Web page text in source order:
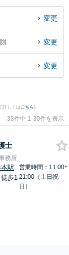
の細かな分野での絞
所の木野 博徳弁護士
トラブルを今すぐに
トラブル解決の実績
会社・組合側の不動
変更
変更
変更
詳しくは こちら)
33件中 1-30件を表示
士
務所
駅
歩1
営業時間：11:00~
21:00（土日祝
日）